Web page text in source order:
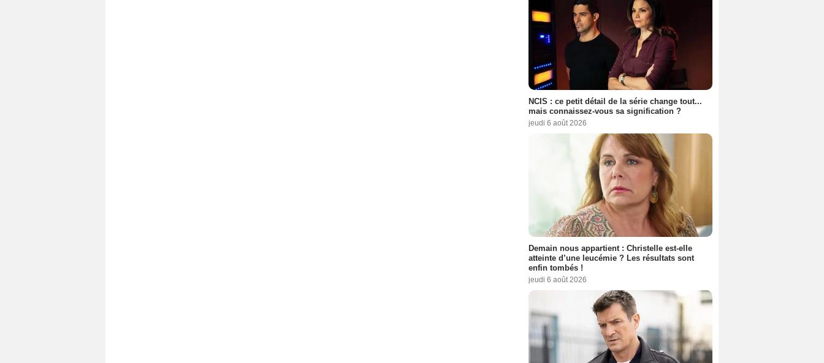
NCIS : ce petit détail de la série change tout...
mais connaissez-vous sa signification ?
jeudi 6 août 2026
Demain nous appartient : Christelle est-elle
atteinte d’une leucémie ? Les résultats sont
enfin tombés !
jeudi 6 août 2026